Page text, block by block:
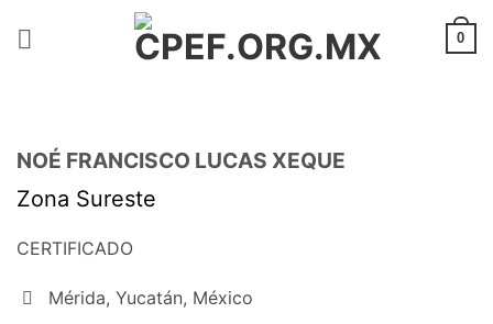
0
NOÉ FRANCISCO LUCAS XEQUE
Zona Sureste
CERTIFICADO
Mérida, Yucatán, México